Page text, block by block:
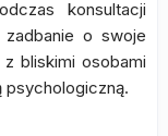
konsultacji
o swoje
bliskimi osobami
psychologiczną.